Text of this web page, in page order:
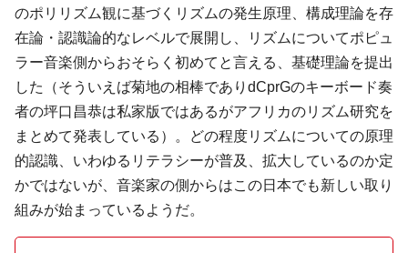
のポリリズム観に基づくリズムの発生原理、構成理論を存
在論・認識論的なレベルで展開し、リズムについてポピュ
ラー音楽側からおそらく初めてと言える、基礎理論を提出
した（そういえば菊地の相棒であり dCprGのキーボード奏
者の坪口昌恭は私家版ではあるがアフリカのリズム研究を
まとめて発表している）。どの程度リズムについての原理
的認識、いわゆるリテラシーが普及、拡大しているのか定
かではないが、音楽家の側からはこの日本でも新しい取り
組みが始まっているようだ。